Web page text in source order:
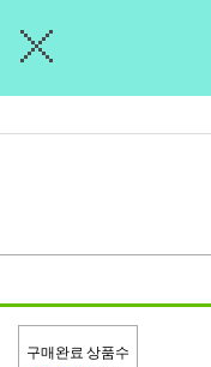
구매완료 상품수